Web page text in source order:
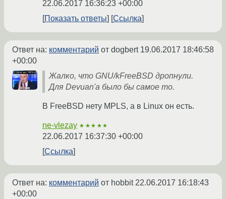
22.06.2017 16:36:23 +00:00
Показать ответы
Ссылка
Ответ на: комментарий от dogbert 19.06.2017 18:46:58
+00:00
Жалко, что GNU/kFreeBSD дропнули.
Для Devuan'а было бы самое то.
В FreeBSD нету MPLS, а в Linux он есть.
ne-vlezay ★★★★★
22.06.2017 16:37:30 +00:00
Ссылка
Ответ на: комментарий от hobbit22.06.2017 16:18:43
+00:00